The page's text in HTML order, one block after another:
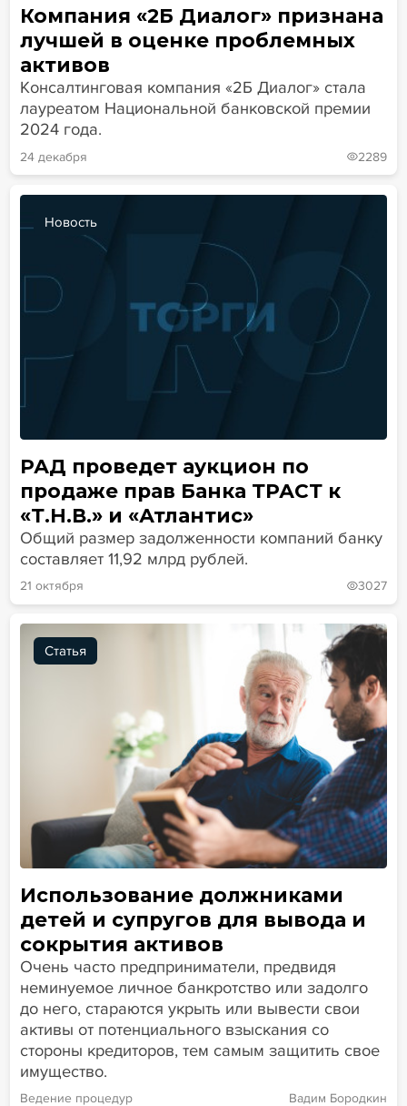
Компания «2Б Диалог» признана
лучшей в оценке проблемных
активов
Консалтинговая компания «2Б Диалог» стала
лауреатом Национальной банковской премии
2024 года.
24 декабря 2289
Новость
РАД проведет аукцион по
продаже прав Банка ТРАСТ к
«Т.Н.В.» и «Атлантис»
Общий размер задолженности компаний банку
составляет 11,92 млрд рублей.
21 октября 3027
Статья
Использование должниками
детей и супругов для вывода и
сокрытия активов
Очень часто предприниматели, предвидя
неминуемое личное банкротство или задолго
до него, стараются укрыть или вывести свои
активы от потенциального взыскания со
стороны кредиторов, тем самым защитить свое
имущество.
Ведение процедур
Вадим Бородкин